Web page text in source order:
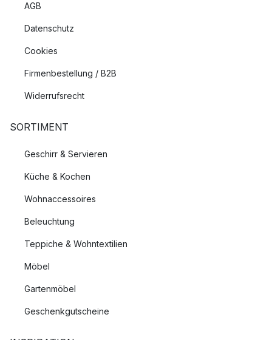
AGB
Datenschutz
Cookies
Firmenbestellung / B2B
Widerrufsrecht
SORTIMENT
Geschirr & Servieren
Küche & Kochen
Wohnaccessoires
Beleuchtung
Teppiche & Wohntextilien
Möbel
Gartenmöbel
Geschenkgutscheine